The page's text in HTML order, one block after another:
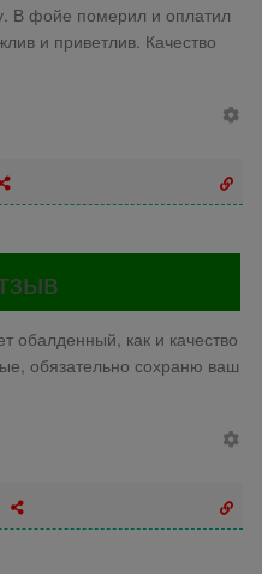
В фойе померил и оплатил
и приветлив. Качество
обалденный, как и качество
обязательно сохраню ваш